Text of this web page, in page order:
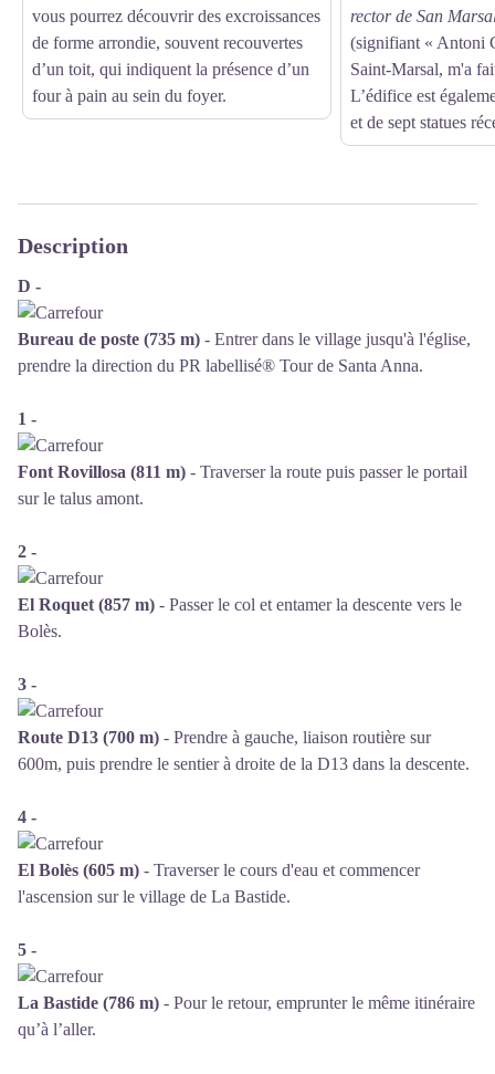
vous pourrez découvrir des excroissances
de forme arrondie, souvent recouvertes
d’un toit, qui indiquent la présence d’un
four à pain au sein du foyer.
rector de San
(signifiant « Antoni
Saint-Marsal, m'a
L’édifice est
et de sept statues
Description
D -
Bureau de poste (735 m) - Entrer dans le village jusqu'à l'église,
prendre la direction du PR labellisé® Tour de Santa Anna.
1 -
Font Rovillosa (811 m) - Traverser la route puis passer le portail
sur le talus amont.
2 -
El Roquet (857 m) - Passer le col et entamer la descente vers le
Bolès.
3 -
Route D13 (700 m) - Prendre à gauche, liaison routière sur
600m, puis prendre le sentier à droite de la D13 dans la descente.
4 -
El Bolès (605 m) - Traverser le cours d'eau et commencer
l'ascension sur le village de La Bastide.
5 -
La Bastide (786 m) - Pour le retour, emprunter le même itinéraire
qu’à l’aller.